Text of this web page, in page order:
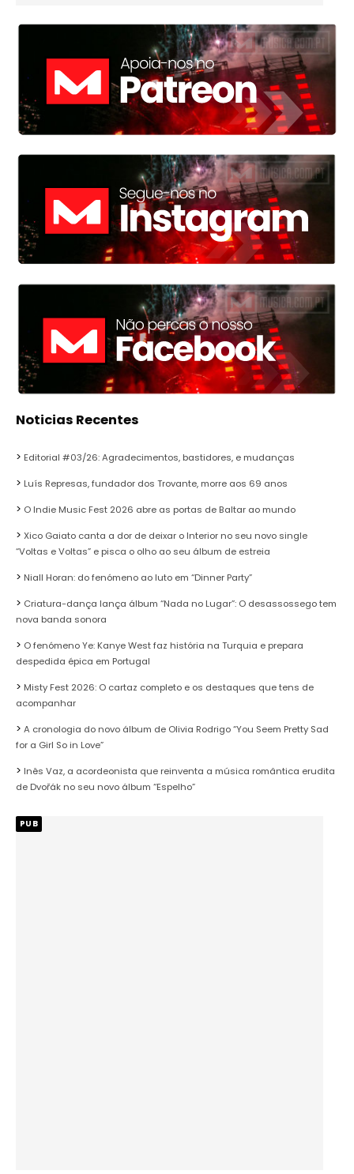
Noticias Recentes
Editorial #03/26: Agradecimentos, bastidores, e mudanças
Luís Represas, fundador dos Trovante, morre aos 69 anos
O Indie Music Fest 2026 abre as portas de Baltar ao mundo
Xico Gaiato canta a dor de deixar o Interior no seu novo single
“Voltas e Voltas” e pisca o olho ao seu álbum de estreia
Niall Horan: do fenómeno ao luto em “Dinner Party”
Criatura-dança lança álbum “Nada no Lugar”: O desassossego tem
nova banda sonora
O fenómeno Ye: Kanye West faz história na Turquia e prepara
despedida épica em Portugal
Misty Fest 2026: O cartaz completo e os destaques que tens de
acompanhar
A cronologia do novo álbum de Olivia Rodrigo “You Seem Pretty Sad
for a Girl So in Love”
Inês Vaz, a acordeonista que reinventa a música romântica erudita
de Dvořák no seu novo álbum “Espelho”
PUB